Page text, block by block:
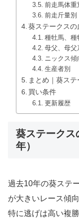
前走馬体重
前走斤量別
葵ステークスの
種牡馬、種
母父、母父
ニックス傾
生産者別
まとめ｜葵ス
買い条件
更新履歴
葵ステークス
年）
過去10年の葵ステ
が大きいレース傾
特に逃げは高い複